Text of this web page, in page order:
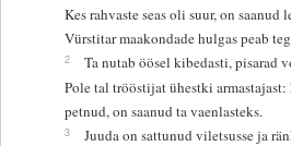
Kes rahvaste seas oli suur, on saanud
Vürstitar maakondade hulgas peab
2
Ta nutab öösel kibedasti, pisarad
Pole tal trööstijat ühestki
petnud, on saanud ta vaenlasteks.
3
Juuda on sattunud viletsusse ja